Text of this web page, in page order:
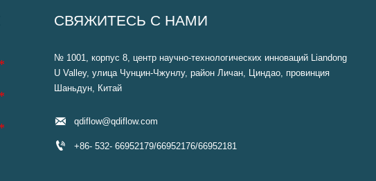
СВЯЖИТЕСЬ С НАМИ
№ 1001, корпус 8, центр научно-технологических инноваций Liandong
U Valley, улица Чунцин-Чжунлу, район Личан, Циндао, провинция
Шаньдун, Китай
 qdiflow@qdiflow.com
 +86- 532- 66952179/66952176/66952181